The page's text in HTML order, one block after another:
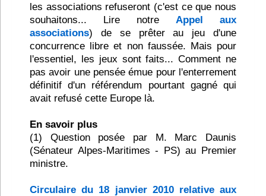
les associations refuseront (c'est ce que nous
souhaitons... Lire notre Appel aux
associations) de se prêter au jeu d'une
concurrence libre et non faussée. Mais pour
l'essentiel, les jeux sont faits... Comment ne
pas avoir une pensée émue pour l'enterrement
définitif d'un référendum pourtant gagné qui
avait refusé cette Europe là.
En savoir plus
(1) Question posée par M. Marc Daunis
(Sénateur Alpes-Maritimes - PS) au Premier
ministre.
Circulaire du 18 janvier 2010 relative aux